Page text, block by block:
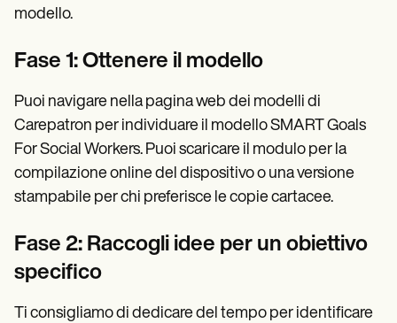
modello.
Fase 1: Ottenere il modello
Puoi navigare nella pagina web dei modelli di
Carepatron per individuare il modello SMART Goals
For Social Workers. Puoi scaricare il modulo per la
compilazione online del dispositivo o una versione
stampabile per chi preferisce le copie cartacee.
Fase 2: Raccogli idee per un obiettivo
specifico
Ti consigliamo di dedicare del tempo per identificare